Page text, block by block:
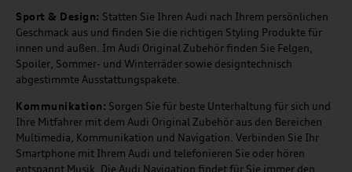
Sport & Design: Statten Sie Ihren Audi nach Ihrem persönlichen
Geschmack aus und finden Sie die richtigen Styling Produkte für
innen und außen. Im Audi Original Zubehör finden Sie Felgen,
Spoiler, Sommer- und Winterräder sowie designtechnisch
abgestimmte Ausstattungspakete.
Kommunikation: Sorgen Sie für beste Unterhaltung für sich und
Ihre Mitfahrer mit dem Audi Original Zubehör aus den Bereichen
Multimedia, Kommunikation und Navigation. Verbinden Sie Ihr
Smartphone mit Ihrem Audi und telefonieren Sie oder hören
entspannt Musik. Die Audi Navigation findet für Sie immer den